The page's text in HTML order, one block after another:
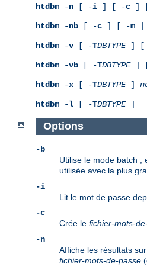
htdbm -n [ -i ] [ -c ]
htdbm -nb [ -c ] [ -m |
htdbm -v [ -TDBTYPE] [
htdbm -vb [ -TDBTYPE]
htdbm -x [ -TDBTYPE]
htdbm -l [ -TDBTYPE]
Options
-b
Utilise le mode batch ;
utilisée avec la plus
-i
Lit le mot de passe
-c
Crée le fichier-mots-
-n
Affiche les résultats
fichier-mots-de-passe